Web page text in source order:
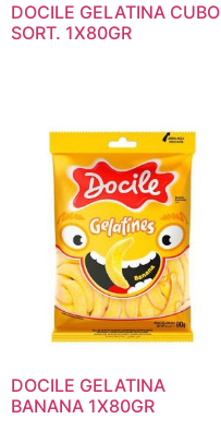
DOCILE GELATINA CUBO
SORT. 1X80GR
DOCILE GELATINA
BANANA 1X80GR